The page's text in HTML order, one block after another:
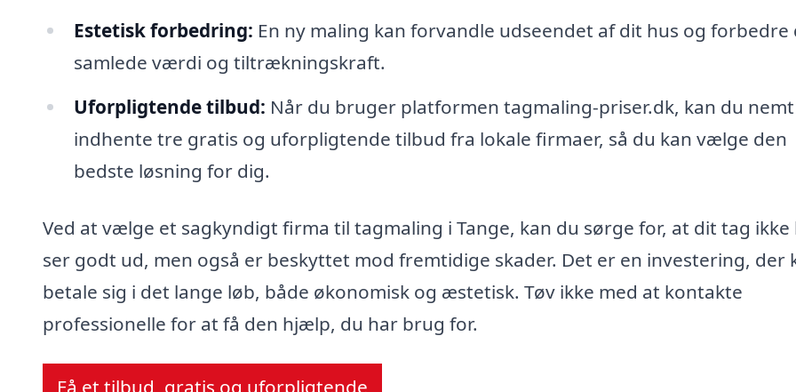
Estetisk forbedring: En ny maling kan forvandle udseendet af dit hus og forbedre
samlede værdi og tiltrækningskraft.
Uforpligtende tilbud: Når du bruger platformen tagmaling-priser.dk, kan du nemt
indhente tre gratis og uforpligtende tilbud fra lokale firmaer, så du kan vælge den
bedste løsning for dig.
Ved at vælge et sagkyndigt firma til tagmaling i Tange, kan du sørge for, at dit tag ikke
ser godt ud, men også er beskyttet mod fremtidige skader. Det er en investering, der
betale sig i det lange løb, både økonomisk og æstetisk. Tøv ikke med at kontakte
professionelle for at få den hjælp, du har brug for.